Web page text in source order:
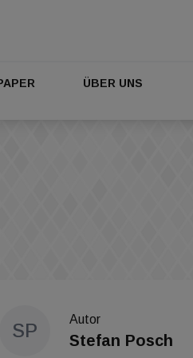
ÜBER UNS
SP
Autor
Stefan Posch